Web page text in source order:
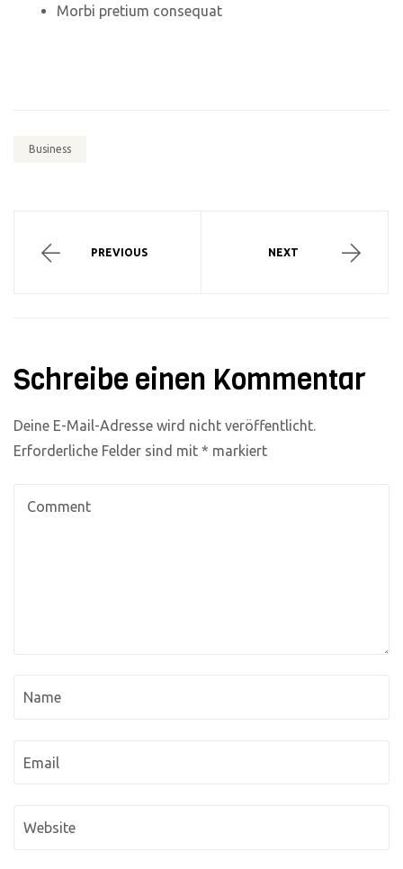
Morbi pretium consequat
Business
PREVIOUS NEXT
Schreibe einen Kommentar
Deine E-Mail-Adresse wird nicht veröffentlicht.
Erforderliche Felder sind mit * markiert